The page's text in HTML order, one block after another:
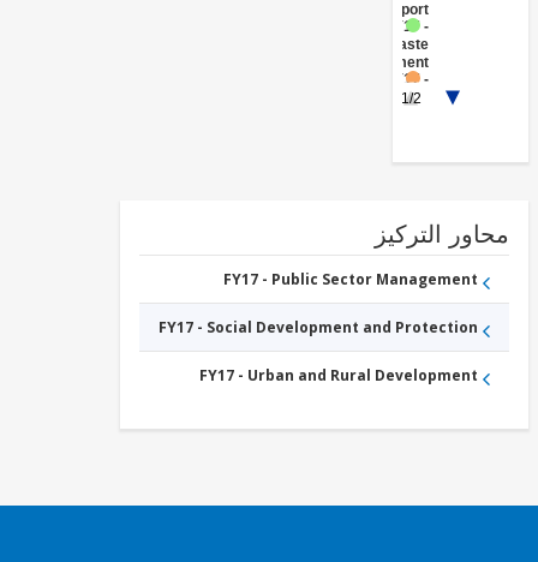
Transport
Management
Water
التركيز
FY17 - Public Sector Management
FY17 - Social Development and Protection
FY17 - Urban and Rural Development